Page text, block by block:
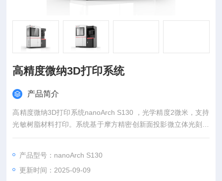
高精度微纳3D打印系统
产品简介
高精度微纳3D打印系统nanoArch S130 ，光学精度2微米，支持
光敏树脂材料打印。系统基于摩方精密创新面投影微立体光刻技
术（PμSL），并融入了摩方自主开发的多项技术。
产品型号：nanoArch S130
更新时间：2025-09-09